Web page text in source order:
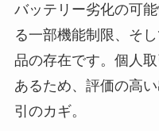
バッテリー劣化の可
る一部機能制限、そ
品の存在です。個人
あるため、評価の高
引のカギ。